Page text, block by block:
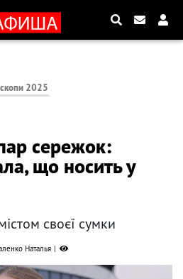
2025
сережок:
що носить у
своєї сумки
Наталья